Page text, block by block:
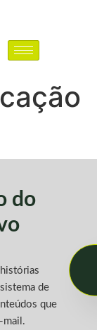
do
de
que
mail.